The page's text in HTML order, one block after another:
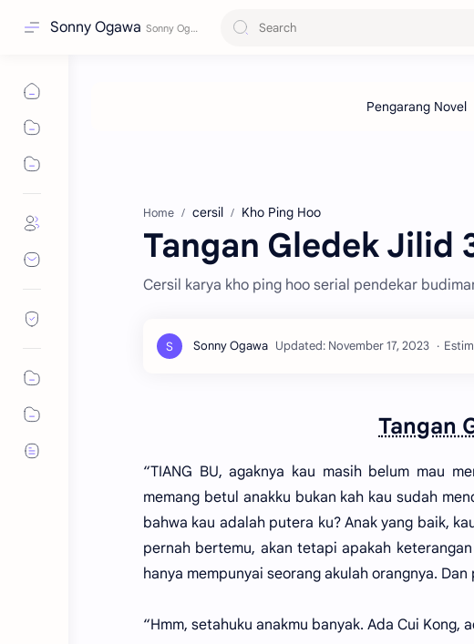
Sonny Ogawa
Home cersil Kho Ping Hoo
Tangan Gledek Jilid
Cersil karya kho ping hoo serial pendekar
Tangan
“TIANG BU, agaknya kau masih belum mau
memang betul anakku bukan kah kau sudah
bahwa kau adalah putera ku? Anak yang baik,
pernah bertemu, akan tetapi apakah
hanya mempunyai seorang akulah orangnya.
“Hmm, setahuku anakmu banyak. Ada Cui Kong,